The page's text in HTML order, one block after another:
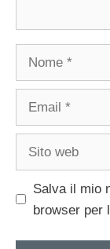
Salva il mio
browser per